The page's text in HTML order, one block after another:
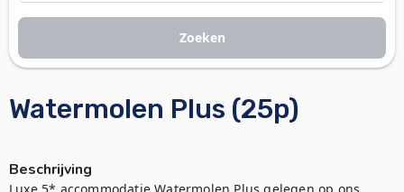
Watermolen Plus (25p)
Beschrijving
Zoeken